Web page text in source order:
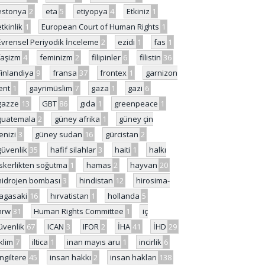
2 eta 5 etiyopya 4 Etkiniz 1
1 European Court of Human Rights 1
Periyodik İnceleme 2 ezidi 1 fas 1
4 feminizm 2 filipinler 6 filistin 36
9 fransa 37 frontex 1
garnizon
1 gayrimüslim 7 gaza 1 gazi 6
13 GBT 86 gıda 1 greenpeace 1
2 güney afrika 1
güney çin
3 güney sudan 16 gürcistan 2
35 hafif silahlar 3 haiti 1
halkı
soğutma 1 hamas 2 hayvan 20
bombası 3 hindistan 12
hirosima-
16 hırvatistan 1 hollanda 5
31 Human Rights Committee 1
iç
67 ICAN 3 IFOR 2 İHA 41 İHD 29
7 iltica 1 inan mayıs aru 1 incirlik 6
45 insan hakkı 2 insan hakları 138